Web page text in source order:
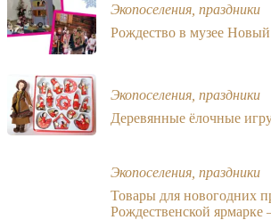
Экопоселения, праздники
Рождество в музее
Экопоселения, праздники
Деревянные ёлочные
Экопоселения, праздники
Товары для новогодних
Рождественской ярмарке